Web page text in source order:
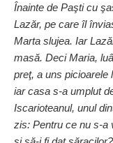
Înainte de Paşti cu
Lazăr, pe care îl
Marta slujea. Iar
masă. Deci Maria,
preţ, a uns picioarele
iar casa s-a umplut
Iscarioteanul, unul
zis: Pentru ce nu s-a